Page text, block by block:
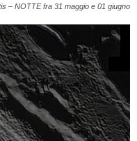
– NOTTE fra 31 maggio e 01 giugno